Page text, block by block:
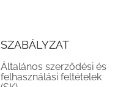
SZABÁLYZAT
Általános szerződési és
felhasználási feltételek